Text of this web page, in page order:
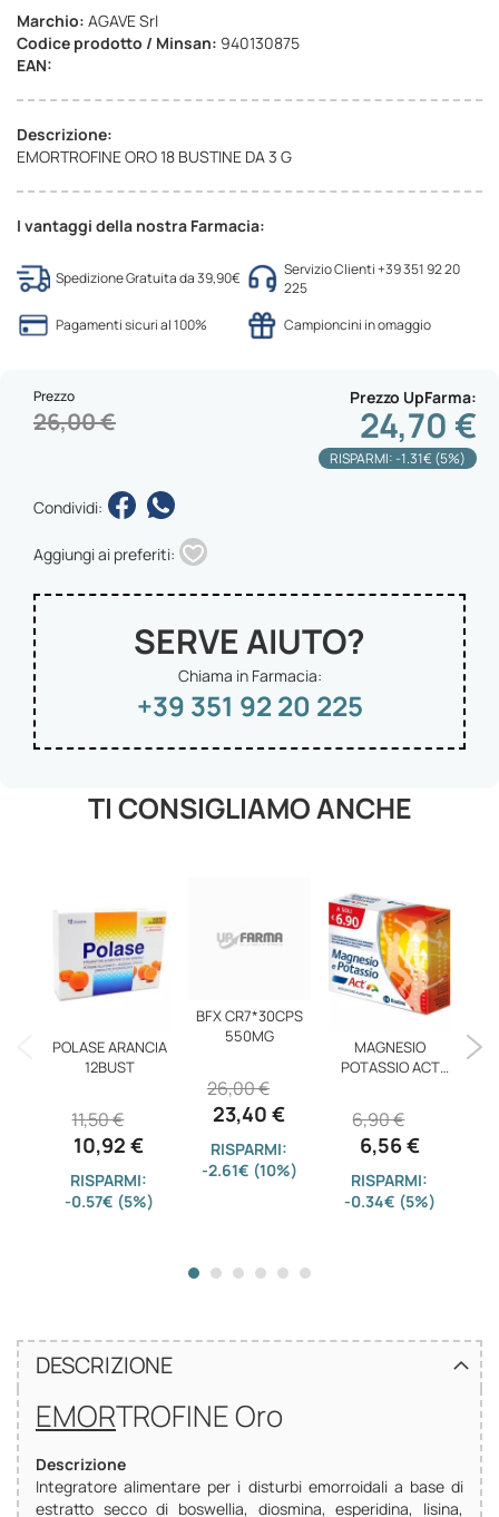
Marchio: AGAVE Srl
Codice prodotto / Minsan: 940130875
EAN:
Descrizione:
EMORTROFINE ORO 18 BUSTINE DA 3 G
I vantaggi della nostra Farmacia:
Spedizione Gratuita da 39,90€
Servizio Clienti +39 351 92 20
225
Pagamenti sicuri al 100%
Campioncini in omaggio
Prezzo UpFarma
24,70 €
Prezzo
26,00 €
RISPARMI: -1.31€ (5%)
Condividi:
Aggiungi ai preferiti:
SERVE AIUTO?
Chiama in Farmacia:
+39 351 92 20 225
TI CONSIGLIAMO ANCHE
POLASE ARANCIA
12BUST
10,92 €
11,50 €
RISPARMI:
-0.57€ (5%)
BFX CR7*30CPS
550MG
23,40 €
26,00 €
RISPARMI:
-2.61€ (10%)
MAGNESIO
POTASSIO ACT
6,56 €
6,90 €
RISPARMI:
-0.34€ (5%)
DESCRIZIONE
EMORTROFINE Oro
Descrizione
Integratore alimentare per i disturbi emorroidali a base di
estratto secco di boswellia, diosmina, esperidina, lisina,